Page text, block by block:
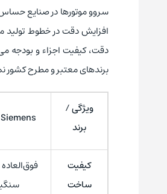
سروو موتورها در صنایع
افزایش دقت در خطوط تولید
دقت، کیفیت اجزاء و بودجه
برندهای معتبر و مطرح کشور
ویژگی /
برند
Siemens زیمنس
کیفیت
ساخت